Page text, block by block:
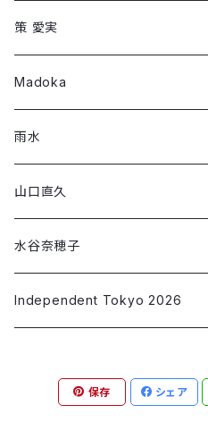
「294307500」
「Montage 」
第1弾コラボ
「ROW」
「DIG」
第2弾コラボ
「RIF」
「THREE/SEED」
第3弾コラボ
「RIF」
「SLIDER」
Long Sleeve T-shirt
第1弾コラボ
「Night face」
「午前0時に会いにいく」
第2弾コラボ
「#フラットランド」
「make up」
第3段コラボ
「移ろいゆくⅠ～Ⅵ」
「非常口」
Short Sleeve T-shirt
Long Sleeve T-shirt
第1弾コラボ
「朱 syu」
「藍 ai」
策 愛実
Long Sleeve T-shirt
Short Sleeve T-shirt
第1弾コラボ
「Jewel」
「Alone time」
第2弾コラボ
「青の星2/波を集める」
Madoka
Long Sleeve T-shirt
Short Sleeve T-shirt
第1弾コラボ
「Chocolate」
「Dancing Colors」
第2弾コラボ
「Summer Vibes」
雨水
Short Sleeve T-shirt
Long Sleeve T-shirt
第1弾コラボ
山口直久
Short Sleeve T-shirt
Long Sleeve T-shirt
「なずきを解く 20250621」
水谷奈穂子
Short Sleeve T-shirt
第1弾コラボ
Independent Tokyo 2026
安部 正兼
保存 シェア